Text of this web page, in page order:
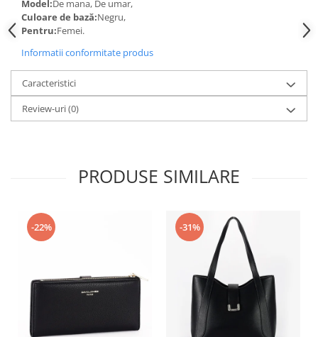
Model:De mana, De umar,
Culoare de bază:Negru,
Pentru:Femei.
Informatii conformitate produs
Caracteristici
Review-uri(0)
PRODUSE SIMILARE
-22% -31%